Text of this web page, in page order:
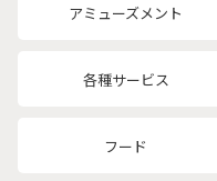
アミューズメント
各種サービス
フード